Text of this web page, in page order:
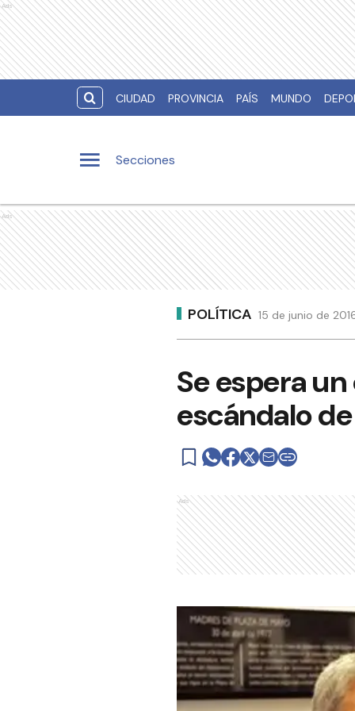
Ads
CIUDAD PROVINCIA PAÍS MUNDO
Secciones
Ads
POLÍTICA 15 de junio de
Se espera
escándalo
Ads